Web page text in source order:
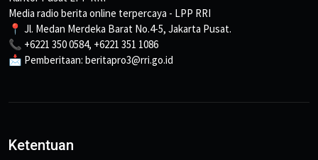
Media radio berita online terpercaya - LPP RRI
📍 Jl. Medan Merdeka Barat No.4-5, Jakarta Pusat.
📞 +6221 350 0584, +6221 351 1086
📩 Pemberitaan: beritapro3@rri.go.id
Ketentuan